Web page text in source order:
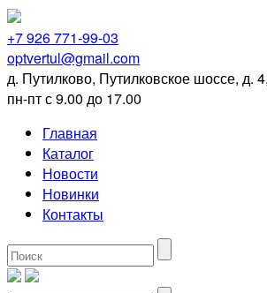
+7 926 771-99-03
optvertul@gmail.com
д. Путилково, Путилковское шоссе, д.
пн-пт с 9.00 до 17.00
Главная
Каталог
Новости
Новинки
Контакты